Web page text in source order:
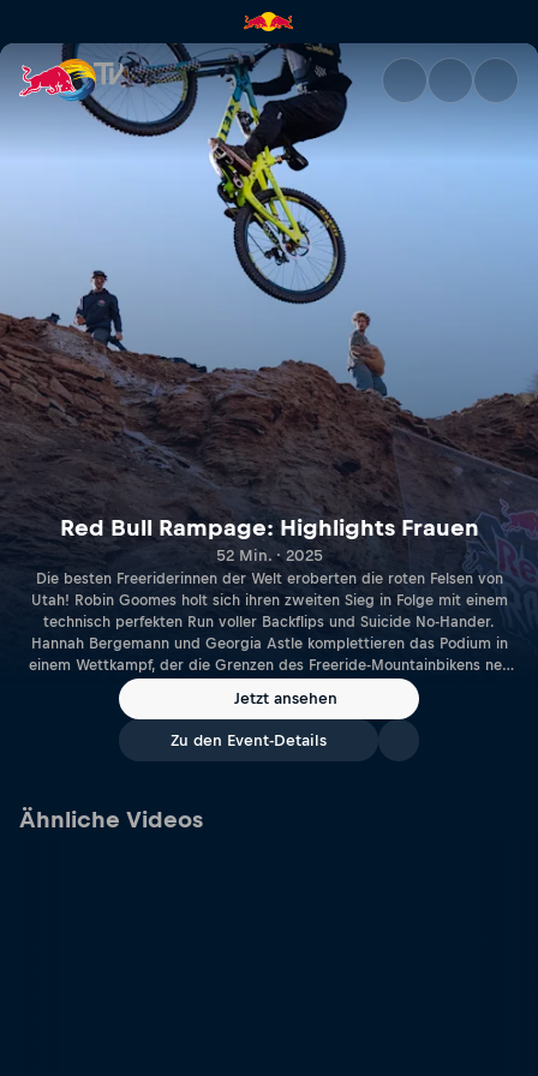
Red Bull Rampage:
Red Bull Rampage: Highlights Frauen
52 Min. · 2025
Die besten Freeriderinnen der Welt eroberten die roten Felsen von
Utah! Robin Goomes holt sich ihren zweiten Sieg in Folge mit einem
technisch perfekten Run voller Backflips und Suicide No-Hander.
Hannah Bergemann und Georgia Astle komplettieren das Podium in
einem Wettkampf, der die Grenzen des Freeride-Mountainbikens neu
definiert. Spektakuläre Action und beeindruckende Tricks erwarten
dich.
Jetzt ansehen
Zu den Event-Details
Ähnliche Videos